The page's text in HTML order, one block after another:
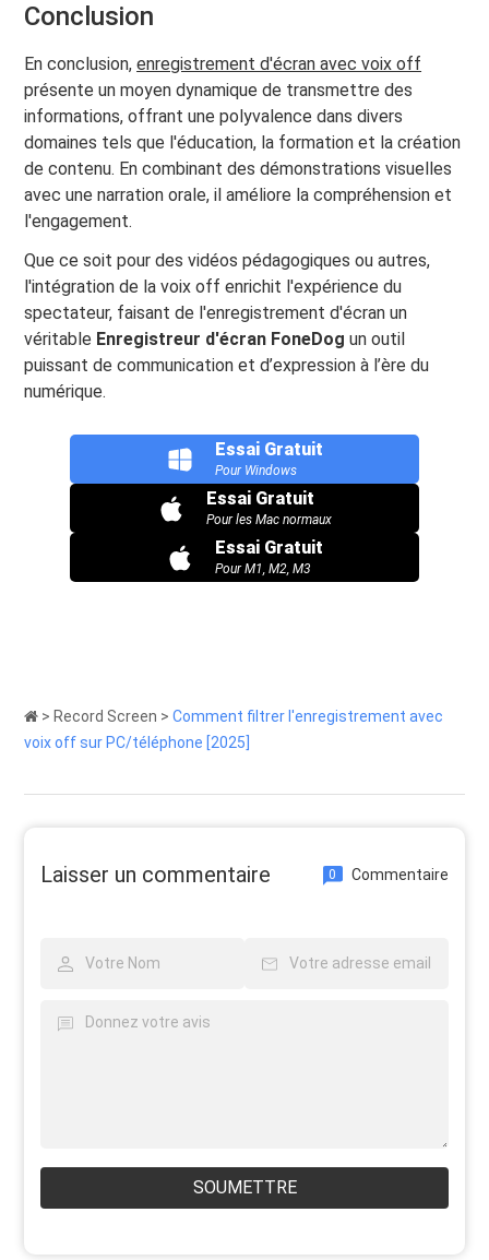
Conclusion
En conclusion,enregistrement d'écran avec voix off
présente un moyen dynamique de transmettre des
informations, offrant une polyvalence dans divers
domaines tels que l'éducation, la formation et la création
de contenu. En combinant des démonstrations visuelles
avec une narration orale, il améliore la compréhension et
l'engagement.
Que ce soit pour des vidéos pédagogiques ou autres,
l'intégration de la voix off enrichit l'expérience du
spectateur, faisant de l'enregistrement d'écran un
véritable Enregistreur d'écran FoneDog un outil
puissant de communication et d’expression à l’ère du
numérique.
Essai Gratuit
Pour Windows
Essai Gratuit
Pour les Mac normaux
Essai Gratuit
Pour M1, M2, M3
> Record Screen >Comment filtrer l'enregistrement avec
voix off sur PC/téléphone [2025]
Laisser un commentaire 0 Commentaire
SOUMETTRE